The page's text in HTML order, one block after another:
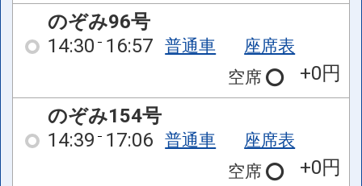
のぞみ96号
14:30 16:57 普通車
座席表
空席
+0円
のぞみ154号
14:39 17:06 普通車
座席表
空席
+0円